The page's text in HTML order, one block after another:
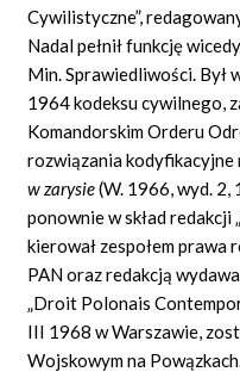
Cywilistyczne”,
Nadal pełnił funkcję
Min. Sprawiedliwości. Był
1964 kodeksu cywilnego,
Komandorskim Orderu
rozwiązania kodyfikacyjne
w zarysie(W. 1966, wyd. 2,
ponownie w skład redakcji
kierował zespołem
PAN oraz redakcją
„Droit Polonais
III 1968 w Warszawie,
Wojskowym na